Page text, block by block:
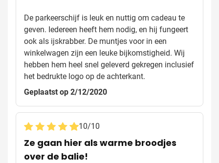
De parkeerschijf is leuk en nuttig om cadeau te
geven. Iedereen heeft hem nodig, en hij fungeert
ook als ijskrabber. De muntjes voor in een
winkelwagen zijn een leuke bijkomstigheid. Wij
hebben hem heel snel geleverd gekregen inclusief
het bedrukte logo op de achterkant.
Geplaatst op 2/12/2020
10/10
Ze gaan hier als warme broodjes
over de balie!